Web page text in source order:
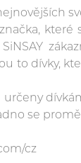
které
to dívky,
určeny
se
cz